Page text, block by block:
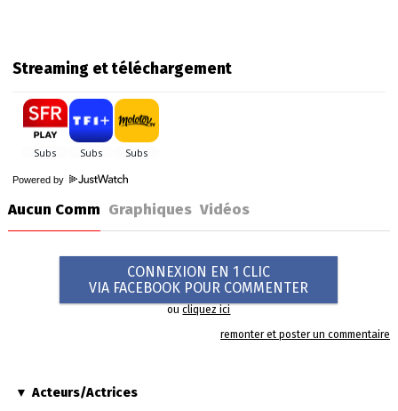
Streaming et téléchargement
Powered by
Aucun Comm Graphiques Vidéos
CONNEXION EN 1 CLIC
VIA FACEBOOK POUR COMMENTER
oucliquez ici
remonter et poster un commentaire
Acteurs/Actrices